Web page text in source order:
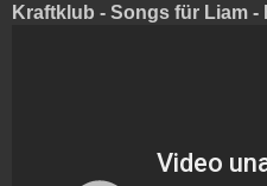
Kraftklub - Songs für Liam -